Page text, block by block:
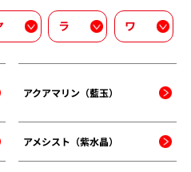
ラ ワ
アクアマリン（藍玉）
アメシスト（紫水晶）